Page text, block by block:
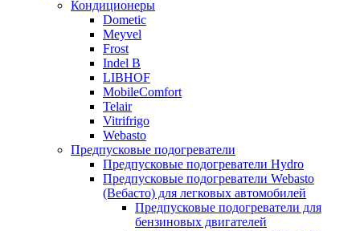
Кондиционеры
Dometic
Meyvel
Frost
Indel B
LIBHOF
MobileComfort
Telair
Vitrifrigo
Webasto
Предпусковые подогреватели
Предпусковые подогреватели Hydro
Предпусковые подогреватели Webasto
(Вебасто) для легковых автомобилей
Предпусковые подогреватели для
бензиновых двигателей